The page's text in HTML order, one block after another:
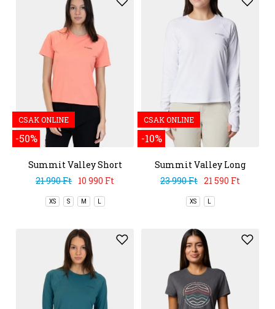
CSAK ONLINE
-50%
Summit Valley Short
Sleeve Crew
21 990 Ft 10 990 Ft
XS S M L
CSAK ONLINE
-10%
Summit Valley Long
Sleeve Crew
23 990 Ft 21 590 Ft
XS L